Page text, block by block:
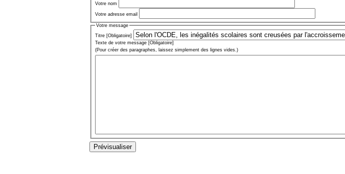
Votre nom
Votre adresse email
Votre message
Titre [Obligatoire]
Texte de votre message [Obligatoire]
(Pour créer des paragraphes, laissez simplement des lignes vides.)